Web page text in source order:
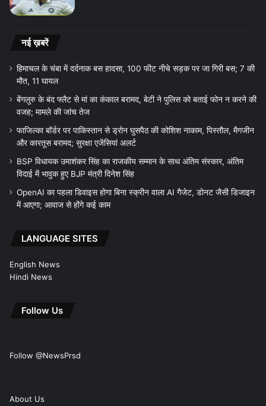
नई ख़बरें
हिमाचल के चंबा में दर्दनाक बस हादसा, 100 फीट नीचे सड़क पर जा गिरी बस; 7 की
मौत, 11 घायल
बेंगलुरु के बंद फ्लैट से मां का कंकाल बरामद, बेटी ने पुलिस को बताई फोन न करने की
वजह; मामले की जांच तेज
फाजिल्का बॉर्डर पर पाकिस्तान से ड्रोन घुसपैठ की कोशिश नाकाम, पिस्तौल, मैगजीन
और कारतूस बरामद; सुरक्षा एजेंसियां अलर्ट
BSP विधायक उमाशंकर सिंह का राजकीय सम्मान के साथ अंतिम संस्कार, अंतिम
विदाई में भावुक हुए BJP मंत्री दिनेश सिंह
OpenAI का पहला डिवाइस होगा बिना स्क्रीन वाला AI गैजेट, डोनट जैसी डिजाइन
में आएगा; आवाज से होंगे कई काम
LANGUAGE SITES
English News
Hindi News
Follow Us
Follow @NewsPrsd
About Us